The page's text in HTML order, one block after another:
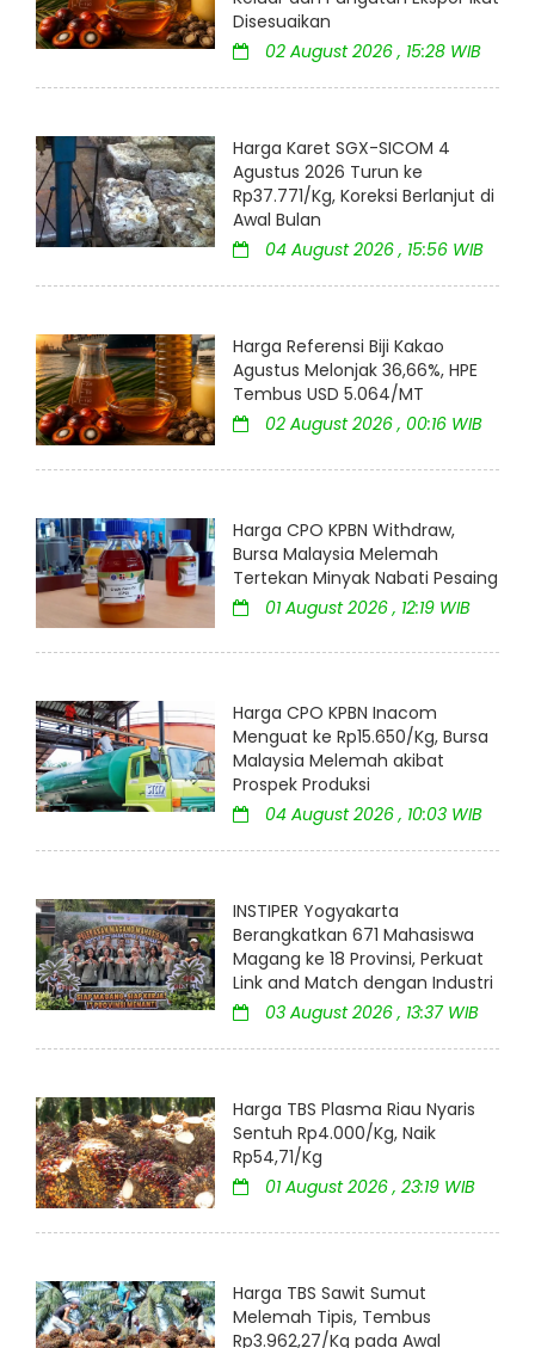
Disesuaikan
02 August 2026 , 15:28 WIB
Harga Karet SGX-SICOM 4
Agustus 2026 Turun ke
Rp37.771/Kg, Koreksi Berlanjut di
Awal Bulan
04 August 2026 , 15:56 WIB
Harga Referensi Biji Kakao
Agustus Melonjak 36,66%, HPE
Tembus USD 5.064/MT
02 August 2026 , 00:16 WIB
Harga CPO KPBN Withdraw,
Bursa Malaysia Melemah
Tertekan Minyak Nabati Pesaing
01 August 2026 , 12:19 WIB
Harga CPO KPBN Inacom
Menguat ke Rp15.650/Kg, Bursa
Malaysia Melemah akibat
Prospek Produksi
04 August 2026 , 10:03 WIB
INSTIPER Yogyakarta
Berangkatkan 671 Mahasiswa
Magang ke 18 Provinsi, Perkuat
Link and Match dengan Industri
03 August 2026 , 13:37 WIB
Harga TBS Plasma Riau Nyaris
Sentuh Rp4.000/Kg, Naik
Rp54,71/Kg
01 August 2026 , 23:19 WIB
Harga TBS Sawit Sumut
Melemah Tipis, Tembus
Rp3.962,27/Kg pada Awal